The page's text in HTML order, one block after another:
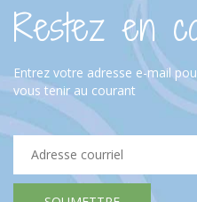
Sortez le bœuf
décongeler au réfrigérateur.
Laissez le bœuf allemand
ambiante.
Faites fondre le beurre
Une fois que l'écume a
dans le beurre. Faites
minutes jusqu'à ce qu'elle
Veillez à ne pas le faire
encore un peu rouge à
Restez en
Entrez votre adresse e-mail
vous tenir au courant